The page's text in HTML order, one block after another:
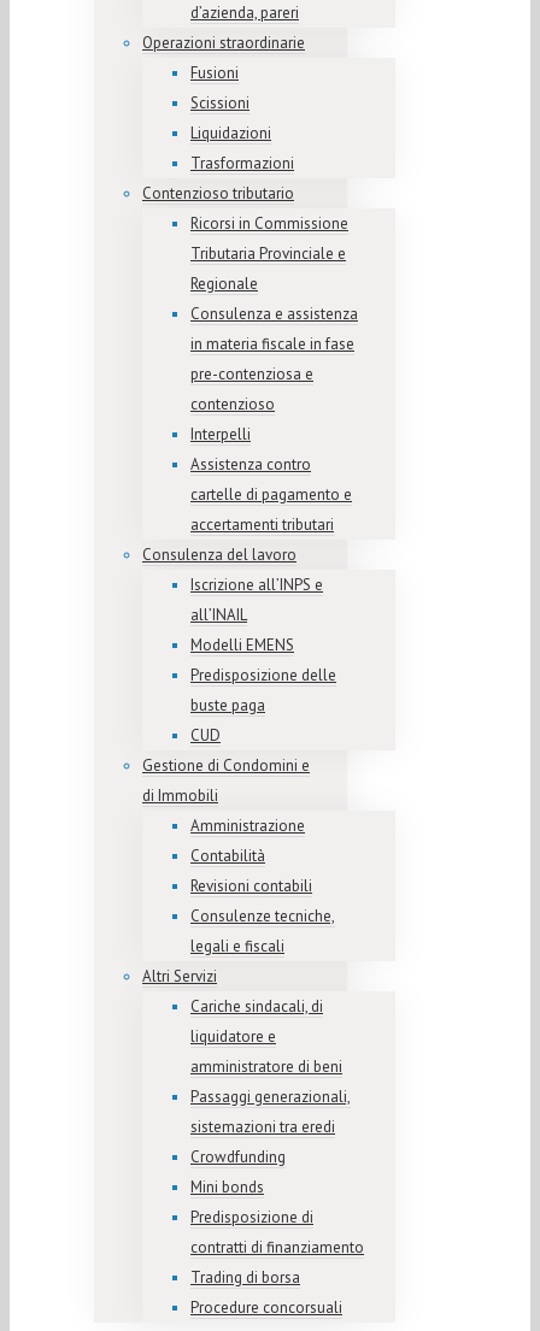
d’azienda, pareri
Operazioni straordinarie
Fusioni
Scissioni
Liquidazioni
Trasformazioni
Contenzioso tributario
Ricorsi in Commissione
Tributaria Provinciale e
Regionale
Consulenza e assistenza
in materia fiscale in fase
pre-contenziosa e
contenzioso
Interpelli
Assistenza contro
cartelle di pagamento e
accertamenti tributari
Consulenza del lavoro
Iscrizione all’INPS e
all’INAIL
Modelli EMENS
Predisposizione delle
buste paga
CUD
Gestione di Condomini e
di Immobili
Amministrazione
Contabilità
Revisioni contabili
Consulenze tecniche,
legali e fiscali
Altri Servizi
Cariche sindacali, di
liquidatore e
amministratore di beni
Passaggi generazionali,
sistemazioni tra eredi
Crowdfunding
Mini bonds
Predisposizione di
contratti di finanziamento
Trading di borsa
Procedure concorsuali